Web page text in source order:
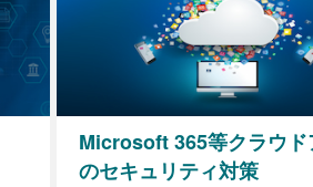
Microsoft 365等クラウド
のセキュリティ対策